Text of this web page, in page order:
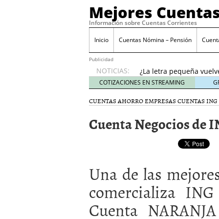
Mejores
Información sobre Cuentas Corrientes
Inicio Cuentas Nómina – Pensión
Publicidad
NOTICIAS:
¿La letra pequeña
Checklist para evaluar
21, 2026
Cuenta remunerada vs
menores de 35 años
Banco Sabadell
desde febrero 2026:
COTIZACIONES EN STREAMING
CUENTAS AHORRO EMPRESAS CUENTAS
Cuenta Negocios de
Una de las
comercializa
Cuenta